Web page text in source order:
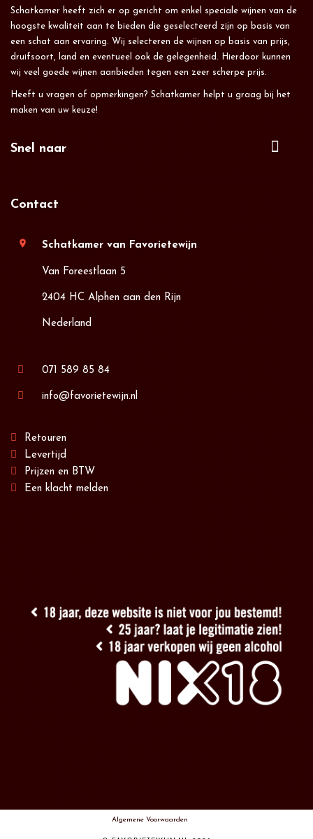
Schatkamer heeft zich er op gericht om enkel speciale wijnen van de
hoogste kwaliteit aan te bieden die geselecteerd zijn op basis van
een schat aan ervaring. Wij selecteren de wijnen op basis van prijs,
druifsoort, land en eventueel ook de gelegenheid. Hierdoor kunnen
wij veel goede wijnen aanbieden tegen een zeer scherpe prijs.
Heeft u vragen of opmerkingen? Schatkamer helpt u graag bij het
maken van uw keuze!
Snel naar
Contact
location_on Schatkamer van Favorietewijn
Van Foreestlaan 5
2404 HC Alphen aan den Rijn
Nederland
071 589 85 84
info@favorietewijn.nl
Retouren
Levertijd
Prijzen en BTW
Een klacht melden
Algemene Voorwaarden